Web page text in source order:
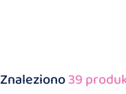
Znaleziono39